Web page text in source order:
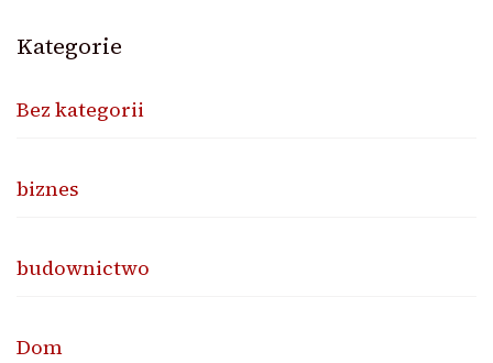
Kategorie
Bez kategorii
biznes
budownictwo
Dom